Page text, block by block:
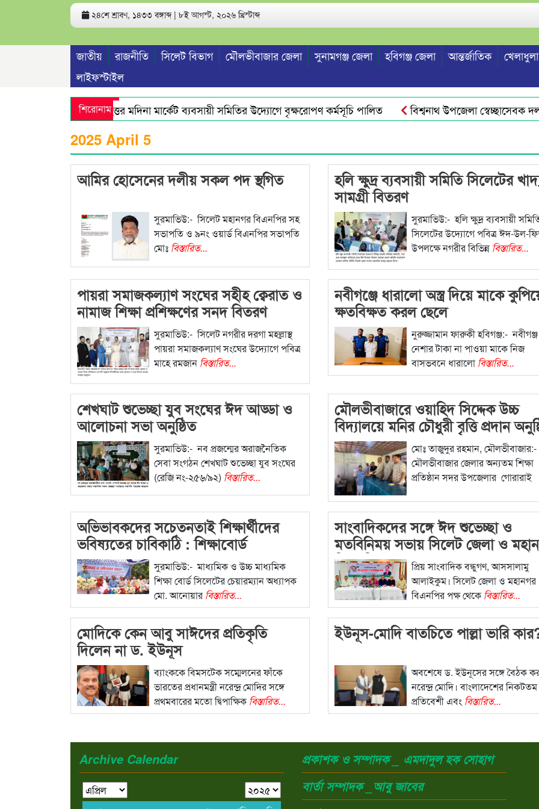
২৪শে শ্রাবণ, ১৪৩৩ বঙ্গাব্দ | ৮ই আগস্ট, ২০২৬ খ্রিস্টাব্দ
জাতীয় রাজনীতি সিলেট বিভাগ মৌলভীবাজার জেলা সুনামগঞ্জ জেলা হবিগঞ্জ জেলা আন্তর্জাতিক খেলাধুলা
লাইফস্টাইল
শিরোনাম
বৃহত্তর মদিনা মার্কেট ব্যবসায়ী সমিতির উদ্যোগে বৃক্ষরোপণ কর্মসূচি পালিত বিশ্বনাথ উপজেলা স্বেচ্ছাসেবক দল
2025 April 5
আমির হোসেনের দলীয় সকল পদ স্থগিত
সুরমাভিউ:- সিলেট মহানগর বিএনপির সহ
সভাপতি ও ৯নং ওয়ার্ড বিএনপির সভাপতি
মোঃ বিস্তারিত...
হলি ক্ষুদ্র ব্যবসায়ী সমিতি সিলেটের
সামগ্রী বিতরণ
সুরমাভিউ:- হলি ক্ষুদ্র ব্যবসায়ী
সিলেটের উদ্যোগে পবিত্র ঈদ-উল-
উপলক্ষে নগরীর বিভিন্ন বিস্তারিত...
পায়রা সমাজকল্যাণ সংঘের সহীহ ক্বেরাত ও
নামাজ শিক্ষা প্রশিক্ষণের সনদ বিতরণ
সুরমাভিউ:- সিলেট নগরীর দরগা মহল্লাস্থ
পায়রা সমাজকল্যাণ সংঘের উদ্যোগে পবিত্র
মাহে রমজান বিস্তারিত...
নবীগঞ্জে ধারালো অস্ত্র দিয়ে মাকে
ক্ষতবিক্ষত করল ছেলে
নুরুজ্জামান ফারুকী হবিগঞ্জ:- নবীগঞ্জ
নেশার টাকা না পাওয়া মাকে নিজ
বাসভবনে ধারালোবিস্তারিত...
শেখঘাট শুভেচ্ছা যুব সংঘের ঈদ আড্ডা ও
আলোচনা সভা অনুষ্ঠিত
সুরমাভিউ:- নব প্রজন্মের অরাজনৈতিক
সেবা সংগঠন শেখঘাট শুভেচ্ছা যুব সংঘের
(রেজি নং-২৫৬/৯২) বিস্তারিত...
মৌলভীবাজারে ওয়াহিদ সিদ্দেক উচ্চ
বিদ্যালয়ে মনির চৌধুরী বৃত্তি প্রদান
মোঃ তাজুদুর রহমান, মৌলভীবাজার:-
মৌলভীবাজার জেলার অন্যতম শিক্ষা
প্রতিষ্ঠান সদর উপজেলার গোরারাই
অভিভাবকদের সচেতনতাই শিক্ষার্থীদের
ভবিষ্যতের চাবিকাঠি : শিক্ষাবোর্ড
চেয়ারম্যান
সুরমাভিউ:- মাধ্যমিক ও উচ্চ মাধ্যমিক
শিক্ষা বোর্ড সিলেটের চেয়ারম্যান অধ্যাপক
মো. আনোয়ার বিস্তারিত...
সাংবাদিকদের সঙ্গে ঈদ শুভেচ্ছা ও
মতবিনিময় সভায় সিলেট জেলা ও
বিএনপির বক্তব্যপ্রিয় সাংবাদিক বন্ধুগণ, আসসালামু
আলাইকুম। সিলেট জেলা ও মহানগর
বিএনপির পক্ষ থেকেবিস্তারিত...
মোদিকে কেন আবু সাঈদের প্রতিকৃতি
দিলেন না ড. ইউনূস
ব্যাংককে বিমসটেক সম্মেলনের ফাঁকে
ভারতের প্রধানমন্ত্রী নরেন্দ্র মোদির সঙ্গে
প্রথমবারের মতো দ্বিপাক্ষিকবিস্তারিত...
ইউনূস-মোদি বাতচিতে পাল্লা ভারি
অবশেষে ড. ইউনূসের সঙ্গে বৈঠক
নরেন্দ্র মোদি। বাংলাদেশের নিকটতম
প্রতিবেশী এবং বিস্তারিত...
Archive Calendar
প্রকাশক ও সম্পাদক _ এমদাদুল হক সোহাগ
বার্তা সম্পাদক _আবু জাবের